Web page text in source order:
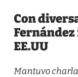
Con
Fernández
EE.UU
Mantuvo